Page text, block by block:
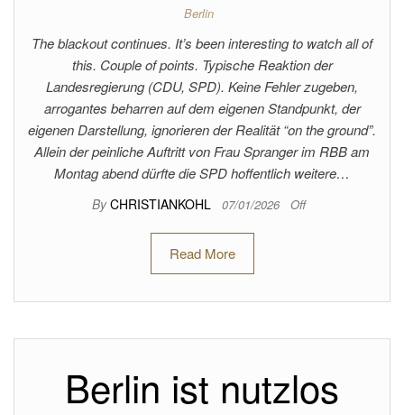
Berlin
The blackout continues. It’s been interesting to watch all of
this. Couple of points. Typische Reaktion der
Landesregierung (CDU, SPD). Keine Fehler zugeben,
arrogantes beharren auf dem eigenen Standpunkt, der
eigenen Darstellung, ignorieren der Realität “on the ground”.
Allein der peinliche Auftritt von Frau Spranger im RBB am
Montag abend dürfte die SPD hoffentlich weitere…
By CHRISTIANKOHL 07/01/2026 Off
Read More
Berlin ist nutzlos